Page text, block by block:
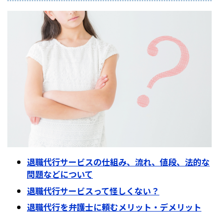
退職代行サービスの仕組み、流れ、値段、法的な
問題などについて
退職代行サービスって怪しくない？
退職代行を弁護士に頼むメリット・デメリット